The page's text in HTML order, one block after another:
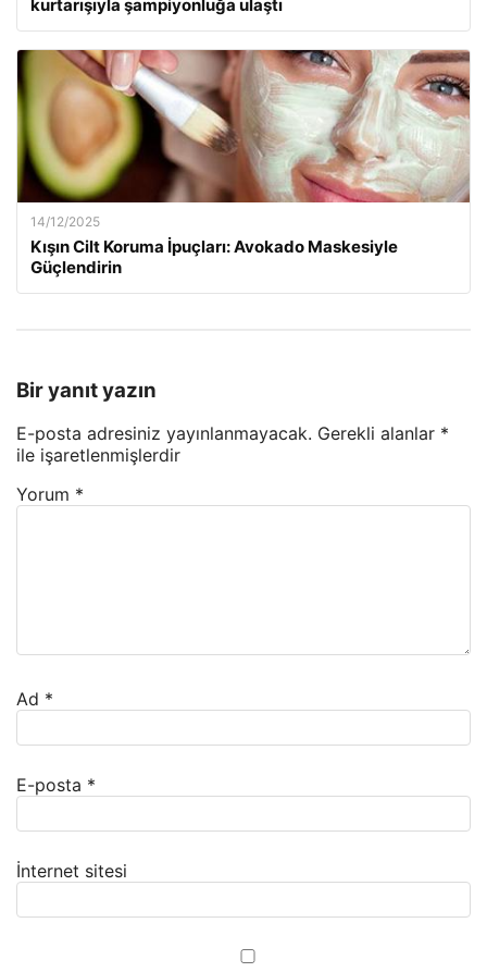
kurtarışıyla şampiyonluğa ulaştı
14/12/2025
Kışın Cilt Koruma İpuçları: Avokado Maskesiyle
Güçlendirin
Bir yanıt yazın
E-posta adresiniz yayınlanmayacak. Gerekli alanlar *
ile işaretlenmişlerdir
Yorum *
Ad *
E-posta *
İnternet sitesi